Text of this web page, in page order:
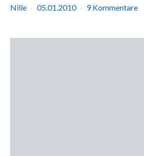
Nille 05.01.2010 9 Kommentare